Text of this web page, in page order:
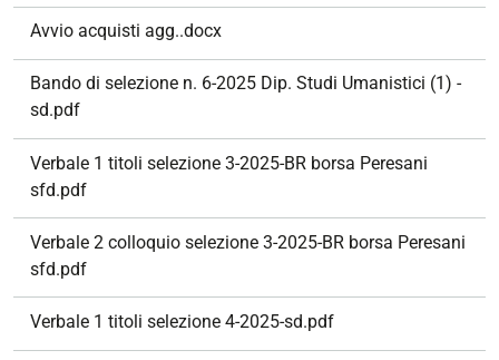
Avvio acquisti agg..docx
Bando di selezione n. 6-2025 Dip. Studi Umanistici (1) -
sd.pdf
Verbale 1 titoli selezione 3-2025-BR borsa Peresani
sfd.pdf
Verbale 2 colloquio selezione 3-2025-BR borsa Peresani
sfd.pdf
Verbale 1 titoli selezione 4-2025-sd.pdf